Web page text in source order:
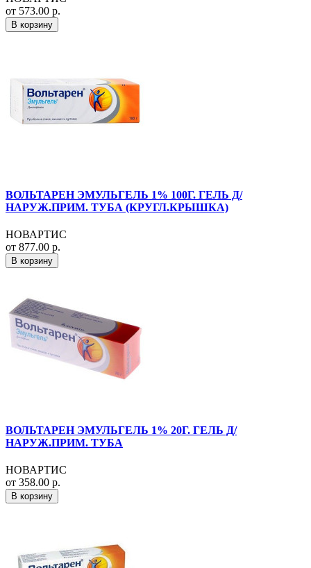
от 573.00 р.
В корзину
ВОЛЬТАРЕН ЭМУЛЬГЕЛЬ 1% 100Г. ГЕЛЬ Д/
НАРУЖ.ПРИМ. ТУБА (КРУГЛ.КРЫШКА)
НОВАРТИС
от 877.00 р.
В корзину
ВОЛЬТАРЕН ЭМУЛЬГЕЛЬ 1% 20Г. ГЕЛЬ Д/
НАРУЖ.ПРИМ. ТУБА
НОВАРТИС
от 358.00 р.
В корзину